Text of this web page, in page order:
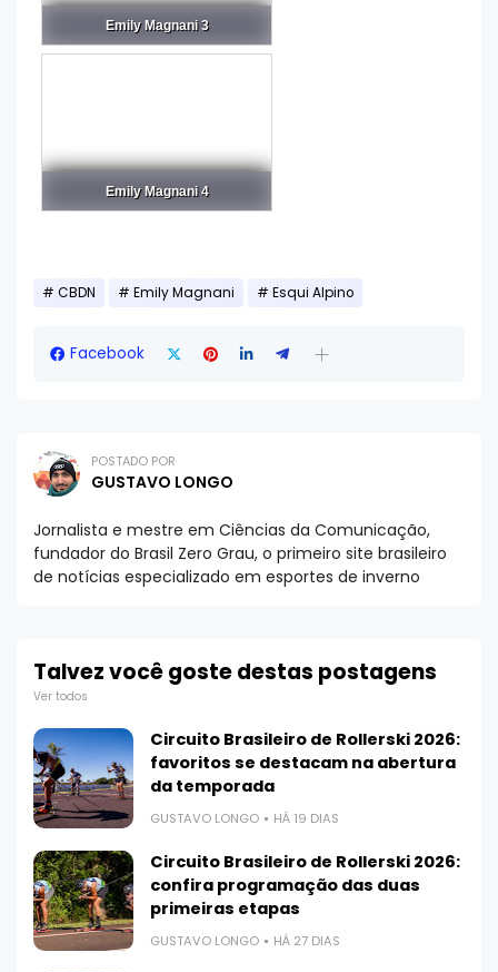
Emily Magnani 3
Emily Magnani 4
CBDN Emily Magnani Esqui Alpino
Facebook
POSTADO POR
GUSTAVO LONGO
Jornalista e mestre em Ciências da Comunicação,
fundador do Brasil Zero Grau, o primeiro site brasileiro
de notícias especializado em esportes de inverno
Talvez você goste destas postagens
Ver todos
Circuito Brasileiro de Rollerski 2026:
favoritos se destacam na abertura
da temporada
GUSTAVO LONGO HÁ 19 DIAS
Circuito Brasileiro de Rollerski 2026:
confira programação das duas
primeiras etapas
GUSTAVO LONGO HÁ 27 DIAS